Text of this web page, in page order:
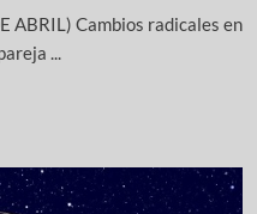
ABRIL) Cambios radicales en
...